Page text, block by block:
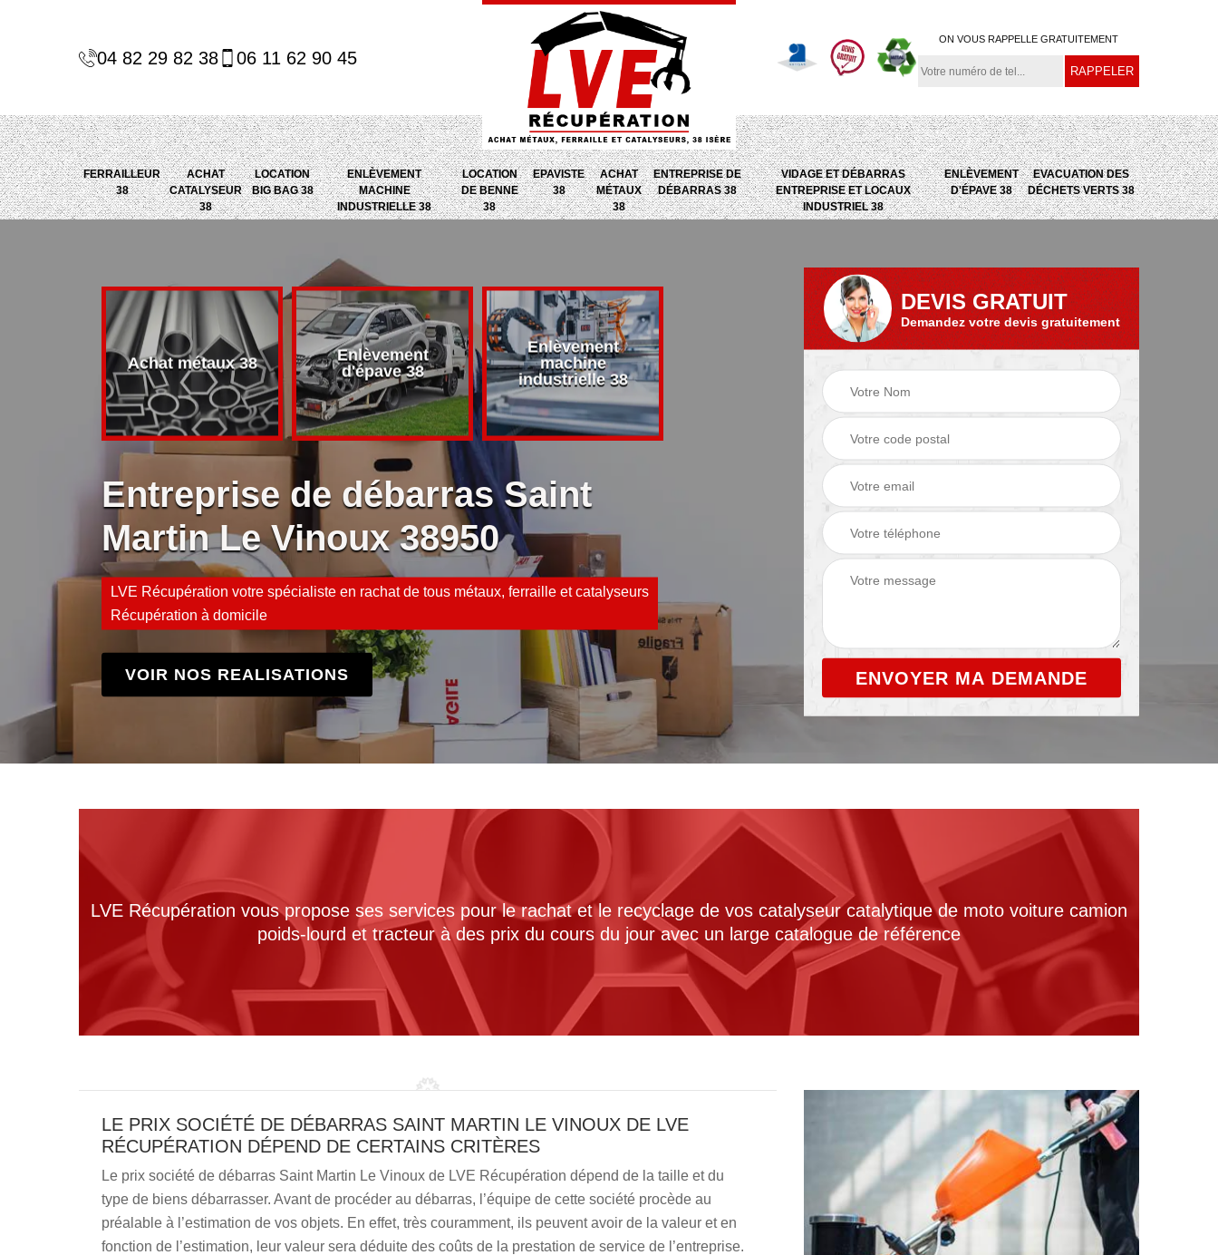
04 82 29 82 38 06 11 62 90 45
ON VOUS RAPPELLE GRATUITEMENT
FERRAILLEUR
38
ACHAT
CATALYSEUR
38
LOCATION
BIG BAG 38
ENLÈVEMENT
MACHINE
INDUSTRIELLE 38
LOCATION
DE BENNE
38
EPAVISTE
38
ACHAT
MÉTAUX
38
ENTREPRISE DE
DÉBARRAS 38
VIDAGE ET DÉBARRAS
ENTREPRISE ET LOCAUX
INDUSTRIEL 38
ENLÈVEMENT
D'ÉPAVE 38
EVACUATION DES
DÉCHETS VERTS 38
Achat métaux 38
Enlèvement
d'épave 38
Enlèvement
machine
industrielle 38
Entreprise de
Evacuation des
déchets verts 38
Entreprise de débarras Saint
Martin Le Vinoux 38950
LVE Récupération votre spécialiste en rachat de tous métaux, ferraille et catalyseurs
Récupération à domicile
VOIR NOS REALISATIONS
DEVIS GRATUIT
Demandez votre devis gratuitement
LVE Récupération vous propose ses services pour le rachat et le recyclage de vos catalyseur catalytique de moto voiture camion
poids-lourd et tracteur à des prix du cours du jour avec un large catalogue de référence
LE PRIX SOCIÉTÉ DE DÉBARRAS SAINT MARTIN LE VINOUX DE LVE
RÉCUPÉRATION DÉPEND DE CERTAINS CRITÈRES
Le prix société de débarras Saint Martin Le Vinoux de LVE Récupération dépend de la taille et du
type de biens débarrasser. Avant de procéder au débarras, l’équipe de cette société procède au
préalable à l’estimation de vos objets. En effet, très couramment, ils peuvent avoir de la valeur et en
fonction de l’estimation, leur valeur sera déduite des coûts de la prestation de service de l’entreprise.